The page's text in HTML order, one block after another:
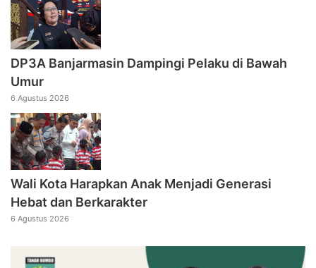
DP3A Banjarmasin Dampingi Pelaku di Bawah
Umur
6 Agustus 2026
Wali Kota Harapkan Anak Menjadi Generasi
Hebat dan Berkarakter
6 Agustus 2026